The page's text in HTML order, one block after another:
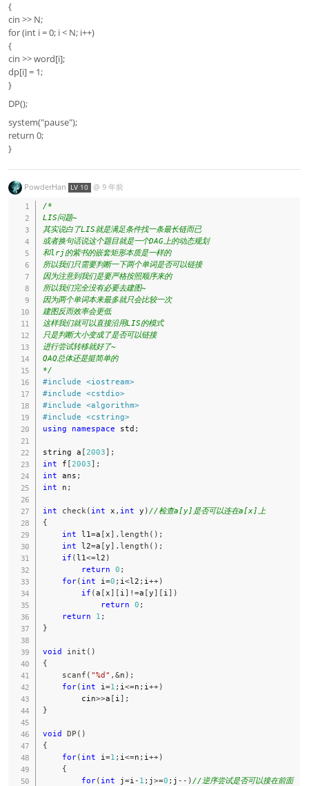
{
cin >> N;
for (int i = 0; i < N; i++)
{
cin >> word[i];
dp[i] = 1;
}
DP();
system("pause");
return 0;
}
PowderHan LV 10 @ 9 年前
/*
LIS问题~
其实说白了LIS就是满足条件找一条最长链而已
或者换句话说这个题目就是一个DAG上的动态规划
和lrj的紫书的嵌套矩形本质是一样的
所以我们只需要判断一下两个单词是否可以链接
因为注意到我们是要严格按照顺序来的
所以我们完全没有必要去建图~
因为两个单词本来最多就只会比较一次
建图反而效率会更低
这样我们就可以直接沿用LIS的模式
只是判断大小变成了是否可以链接
进行尝试转移就好了~
QAQ总体还是挺简单的
*/
#include <iostream>
#include <cstdio>
#include <algorithm>
#include <cstring>
using
namespace std ;
string a [2003] ;
int f [2003] ;
int ans ;
int n ;
int check ( int x , int y ) //检查a[y]是否可以连在a[x]上
{
int l1=a [ x] . length ( ) ;
int l2=a [y] . length ( ) ;
if (l1<=l2 )
return 0 ;
for( int i =0 ; i <l2 ; i ++)
if (a [ x] [ i ] !=a [y] [ i ] )
return 0 ;
return
1 ;
}
void init ( )
{
scanf ( "%d" , &n ) ;
for( int i =1 ; i <=n ; i ++)
        cin
>>a [ i ] ;
}
void DP ( )
{
for( int i =1 ; i <=n ; i ++)
{
for( int j=i - 1 ; j>=0 ; j -- ) //逆序尝试是否可以接在前面